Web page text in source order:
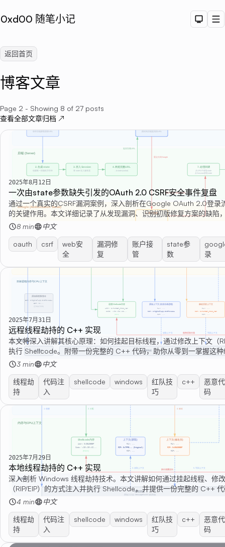
0xd00 随笔小记 Dark
返回首页
博客文章
Page 2 - Showing 8 of 27 posts
查看全部文章归档 ↗
2025年8月12日
一次由state参数缺失引发的OAuth 2.0 CSRF安全事件复盘
通过一个真实的CSRF漏洞案例，深入剖析在Google OAuth 2.0登录
的关键作用。本文详细记录了从发现漏洞、识别初版修复方案的缺陷
端生成和验证`state`参数成功修复漏洞的全过程，旨在强调安全开发中
8 min 中文
oauth csrf
web安
全
漏洞修
复
账户接
管
state参
数
录
2025年7月31日
远程线程劫持的 C++ 实现
本文将深入讲解其核心原理：如何挂起目标线程，通过修改上下文（
执行 Shellcode。附带一份完整的 C++ 代码，助你从零到一掌握这
巧。3 min 中文
线程劫
持
代码注
入
shellcode windows
红队技
巧
c++
恶意代
码
2025年7月29日
本地线程劫持的 C++ 实现
深入剖析 Windows 线程劫持技术。本文讲解如何通过挂起线程、修
（RIP/EIP）的方式注入并执行 Shellcode，并提供一份完整的 C++
握这种隐蔽的代码执行技巧。
4 min 中文
线程劫
持
代码注
入
shellcode windows
红队技
巧
c++
恶意代
码